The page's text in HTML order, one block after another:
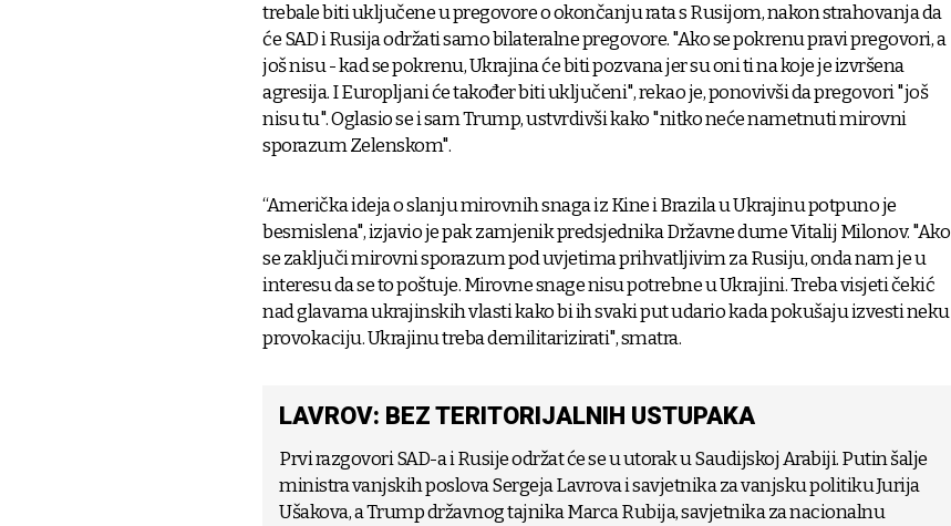
trebale biti uključene u pregovore o okončanju rata s Rusijom, nakon strahovanja da
će SAD i Rusija održati samo bilateralne pregovore. "Ako se pokrenu pravi pregovori, a
još nisu - kad se pokrenu, Ukrajina će biti pozvana jer su oni ti na koje je izvršena
agresija. I Europljani će također biti uključeni", rekao je, ponovivši da pregovori "još
nisu tu". Oglasio se i sam Trump, ustvrdivši kako "nitko neće nametnuti mirovni
sporazum Zelenskom".
“Američka ideja o slanju mirovnih snaga iz Kine i Brazila u Ukrajinu potpuno je
besmislena", izjavio je pak zamjenik predsjednika Državne dume Vitalij Milonov. "Ako
se zaključi mirovni sporazum pod uvjetima prihvatljivim za Rusiju, onda nam je u
interesu da se to poštuje. Mirovne snage nisu potrebne u Ukrajini. Treba visjeti čekić
nad glavama ukrajinskih vlasti kako bi ih svaki put udario kada pokušaju izvesti neku
provokaciju. Ukrajinu treba demilitarizirati", smatra.
LAVROV: BEZ TERITORIJALNIH USTUPAKA
Prvi razgovori SAD-a i Rusije održat će se u utorak u Saudijskoj Arabiji. Putin šalje
ministra vanjskih poslova Sergeja Lavrova i savjetnika za vanjsku politiku Jurija
Ušakova, a Trump državnog tajnika Marca Rubija, savjetnika za nacionalnu